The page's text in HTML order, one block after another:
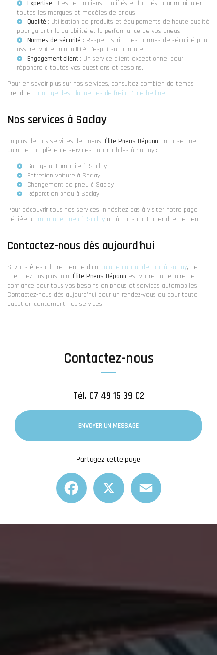
Expertise : Des techniciens qualifiés et formés pour manipuler
toutes les marques et modèles de pneus.
Qualité : Utilisation de produits et équipements de haute qualité
pour garantir la durabilité et la performance de vos pneus.
Normes de sécurité : Respect strict des normes de sécurité pour
assurer votre tranquillité d'esprit sur la route.
Engagement client : Un service client exceptionnel pour
répondre à toutes vos questions et besoins.
Pour en savoir plus sur nos services, consultez combien de temps
prend le montage des plaquettes de frein d'une berline.
Nos services à Saclay
En plus de nos services de pneus, Élite Pneus Dépann propose une
gamme complète de services automobiles à Saclay :
Garage automobile à Saclay
Entretien voiture à Saclay
Changement de pneu à Saclay
Réparation pneu à Saclay
Pour découvrir tous nos services, n'hésitez pas à visiter notre page
dédiée au montage pneu à Saclay ou à nous contacter directement.
Contactez-nous dès aujourd'hui
Si vous êtes à la recherche d'un garage autour de moi à Saclay, ne
cherchez pas plus loin. Élite Pneus Dépann est votre partenaire de
confiance pour tous vos besoins en pneus et services automobiles.
Contactez-nous dès aujourd'hui pour un rendez-vous ou pour toute
question concernant nos services.
Contactez-nous
Tél. 07 49 15 39 02
ENVOYER UN MESSAGE
Partagez cette page
Facebook